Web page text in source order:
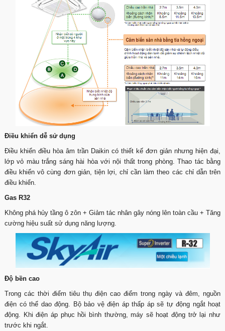
Điều khiển dễ sử dụng
Điều khiển điều hòa âm trần Daikin có thiết kế đơn giản nhưng hiện đại,
lớp vỏ màu trắng sáng hài hòa với nội thất trong phòng. Thao tác bằng
điều khiển vô cùng đơn giản, tiện lợi, chỉ cần làm theo các chỉ dẫn trên
điều khiển.
Gas R32
Không phá hủy tầng ô zôn + Giảm tác nhân gây nóng lên toàn cầu + Tăng
cường hiệu suất sử dụng năng lượng.
Độ bền cao
Trong các thời điểm tiêu thụ điện cao điểm trong ngày và đêm, nguồn
điện có thể dao động. Bộ bảo vệ điện áp thấp áp sẽ tự động ngắt hoạt
động. Khi điện áp phục hồi bình thường, máy sẽ hoạt động trở lại như
trước khi ngắt.